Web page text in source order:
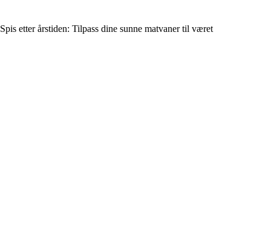
Spis etter årstiden: Tilpass dine sunne matvaner til været